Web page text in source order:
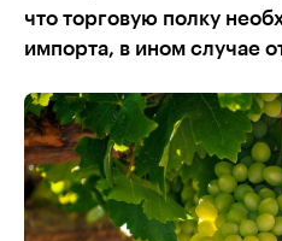
что торговую полку
импорта, в ином случае